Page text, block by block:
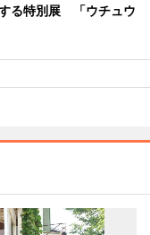
する特別展 「ウチュウ